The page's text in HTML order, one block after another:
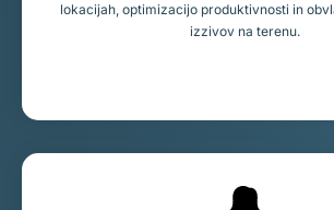
lokacijah, optimizacijo produktivnosti in
izzivov na terenu.